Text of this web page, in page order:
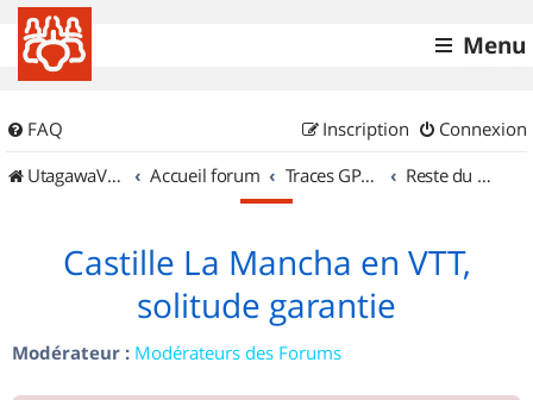
Menu
FAQ Connexion
Inscription
UtagawaVTT (Randos VTT et VTTAE avec traces GPS)
Accueil forum Traces GPS de randos VTT Reste du monde
Castille La Mancha en VTT,
solitude garantie
Modérateur : Modérateurs des Forums